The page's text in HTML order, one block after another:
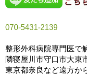
070-5431-2139
整形外科病院専門医で
隣寝屋川市守口市大東
東京都奈良など遠方か